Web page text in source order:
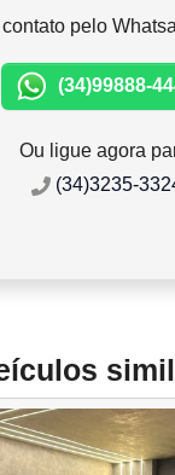
contato pelo
(34)99888-
Ou ligue agora
(34)3235-